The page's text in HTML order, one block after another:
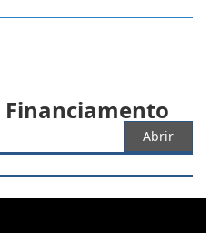
Financiamento
Abrir